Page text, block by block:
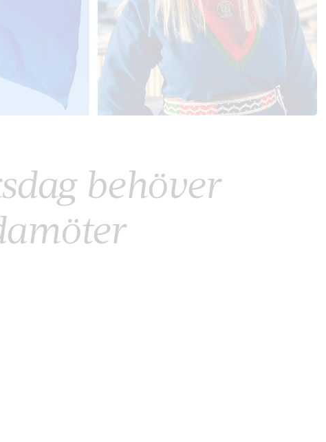
behöver